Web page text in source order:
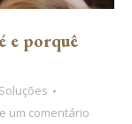
e porquê
Soluções
um comentário